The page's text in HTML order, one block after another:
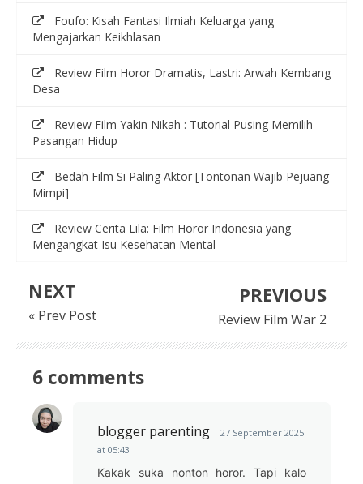
Foufo: Kisah Fantasi Ilmiah Keluarga yang
Mengajarkan Keikhlasan
Review Film Horor Dramatis, Lastri: Arwah Kembang
Desa
Review Film Yakin Nikah : Tutorial Pusing Memilih
Pasangan Hidup
Bedah Film Si Paling Aktor [Tontonan Wajib Pejuang
Mimpi]
Review Cerita Lila: Film Horor Indonesia yang
Mengangkat Isu Kesehatan Mental
NEXT
« Prev Post
PREVIOUS
Review Film War 2
6 comments
blogger parenting
27 September 2025
at 05:43
Kakak suka nonton horor. Tapi kalo